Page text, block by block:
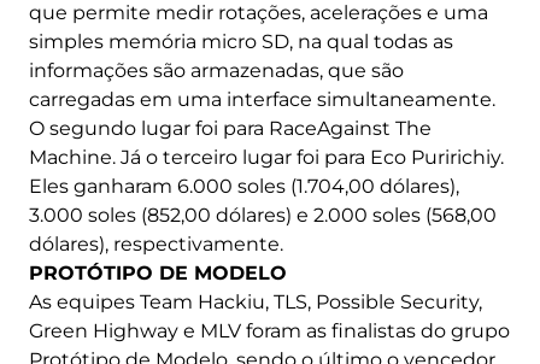
que permite medir rotações, acelerações e uma
simples memória micro SD, na qual todas as
informações são armazenadas, que são
carregadas em uma interface simultaneamente.
O segundo lugar foi para RaceAgainst The
Machine. Já o terceiro lugar foi para Eco Puririchiy.
Eles ganharam 6.000 soles (1.704,00 dólares),
3.000 soles (852,00 dólares) e 2.000 soles (568,00
dólares), respectivamente.
PROTÓTIPO DE MODELO
As equipes Team Hackiu, TLS, Possible Security,
Green Highway e MLV foram as finalistas do grupo